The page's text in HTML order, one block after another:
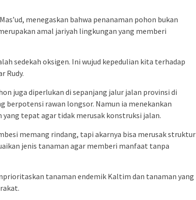
menegaskan bahwa penanaman pohon bukan
amal jariyah lingkungan yang memberi
sedekah oksigen. Ini wujud kepedulian kita terhadap
Rudy.
juga diperlukan di sepanjang jalur jalan provinsi di
berpotensi rawan longsor. Namun ia menekankan
tepat agar tidak merusak konstruksi jalan.
memang rindang, tapi akarnya bisa merusak struktur
jenis tanaman agar memberi manfaat tanpa
tanaman endemik Kaltim dan tanaman yang